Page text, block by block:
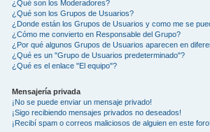
¿Qué son los Moderadores?
¿Qué son los Grupos de Usuarios?
¿Donde están los Grupos de Usuarios y como me se
¿Cómo me convierto en Responsable del Grupo?
¿Por qué algunos Grupos de Usuarios aparecen en
¿Qué es un "Grupo de Usuarios predeterminado"?
¿Qué es el enlace "El equipo"?
Mensajería privada
¡No se puede enviar un mensaje privado!
¡Sigo recibiendo mensajes privados no deseados!
¡Recibí spam o correos maliciosos de alguien en este foro!